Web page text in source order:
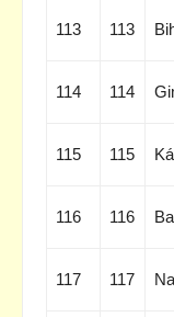
113 113
114 114
115 115
116 116
117 117